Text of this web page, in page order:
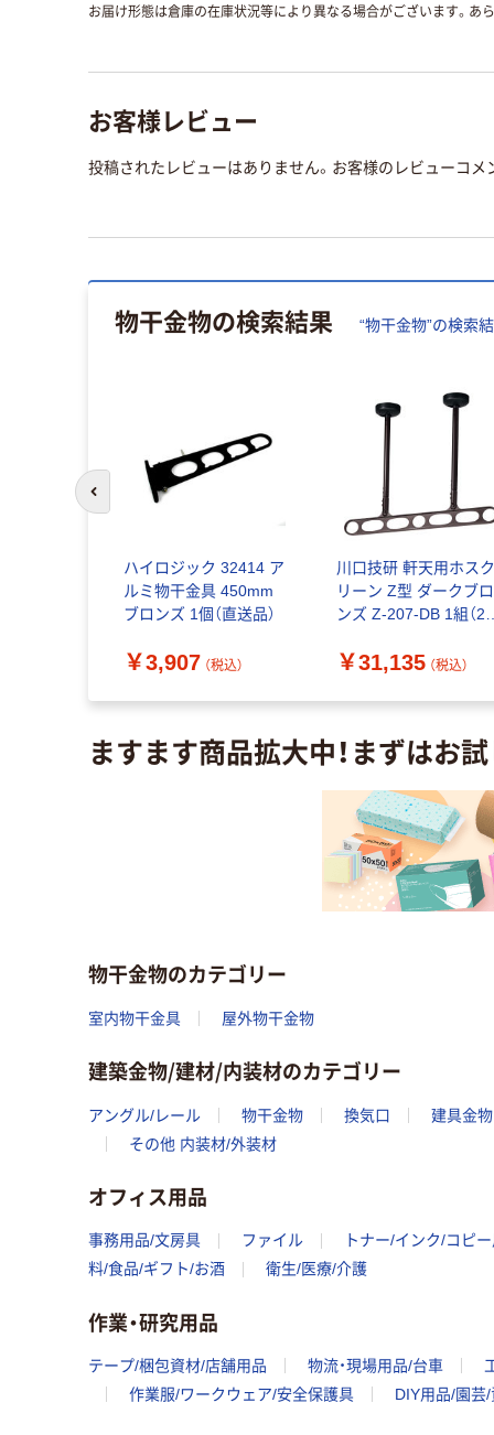
お届け形態は倉庫の在庫状況等により異なる場合がございます。あ
お客様レビュー
投稿されたレビューはありません。お客様のレビューコメ
物干金物の検索結果 “物干金物”の検索
ハイロジック 32414 ア
ルミ物干金具 450mm
ブロンズ 1個（直送品）
￥3,907 （税込）
川口技研 軒天用ホスク
リーン Z型 ダークブロ
ンズ Z-207-DB 1組（2
￥31,135 （税込）
前のスライドへ
ますます商品拡大中！まずはお
物干金物のカテゴリー
室内物干金具 屋外物干金物
建築金物/建材/内装材のカテゴリー
アングル/レール 物干金物 換気口 建具金物
その他 内装材/外装材
オフィス用品
事務用品/文房具 ファイル トナー/インク/コピ
料/食品/ギフト/お酒
衛生/医療/介護
作業・研究用品
テープ/梱包資材/店舗用品 物流・現場用品/台車
作業服/ワークウェア/安全保護具
DIY用品/園芸